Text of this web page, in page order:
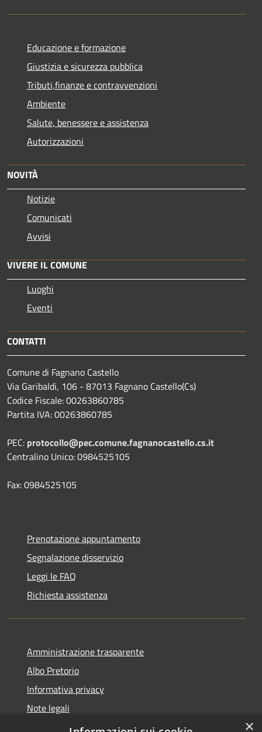
Educazione e formazione
Giustizia e sicurezza pubblica
Tributi,finanze e contravvenzioni
Ambiente
Salute, benessere e assistenza
Autorizzazioni
NOVITÀ
Notizie
Comunicati
Avvisi
VIVERE IL COMUNE
Luoghi
Eventi
CONTATTI
Comune di Fagnano Castello
Via Garibaldi, 106 - 87013 Fagnano Castello(Cs)
Codice Fiscale: 00263860785
Partita IVA: 00263860785
PEC: protocollo@pec.comune.fagnanocastello.cs.it
Centralino Unico: 0984525105
Fax: 0984525105
Prenotazione appuntamento
Segnalazione disservizio
Leggi le FAQ
Richiesta assistenza
Amministrazione trasparente
Albo Pretorio
Informativa privacy
Note legali
Dichiarazione di accessibilità
×